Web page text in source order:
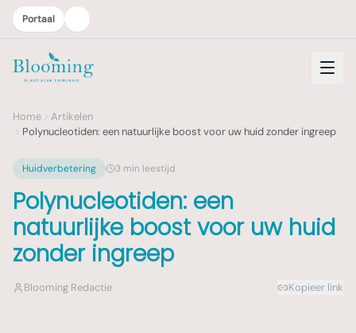
Portaal
Home
Artikelen
Polynucleotiden: een natuurlijke boost voor uw huid zonder ingreep
Huidverbetering 3 min leestijd
Polynucleotiden: een
natuurlijke boost voor uw huid
zonder ingreep
Blooming Redactie Kopieer link